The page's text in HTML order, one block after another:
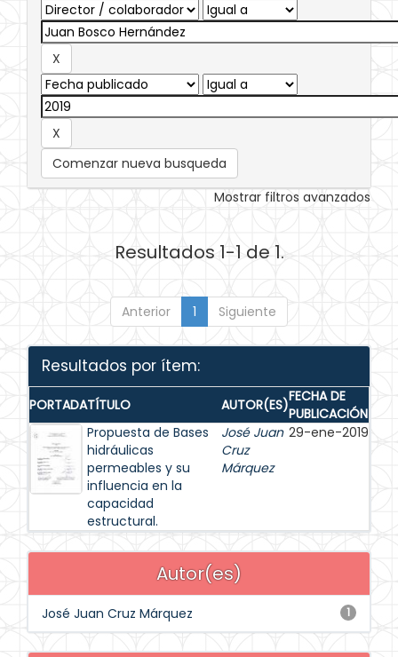
Comenzar nueva busqueda
Mostrar filtros avanzados
Resultados 1-1 de 1.
Anterior 1 Siguiente
Resultados por ítem:
PORTADATÍTULO AUTOR(ES)FECHA DE
PUBLICACIÓN
Propuesta de Bases
hidráulicas
permeables y su
influencia en la
capacidad
estructural.
José Juan
Cruz
Márquez
29-ene-2019
Autor(es)
1
José Juan Cruz Márquez